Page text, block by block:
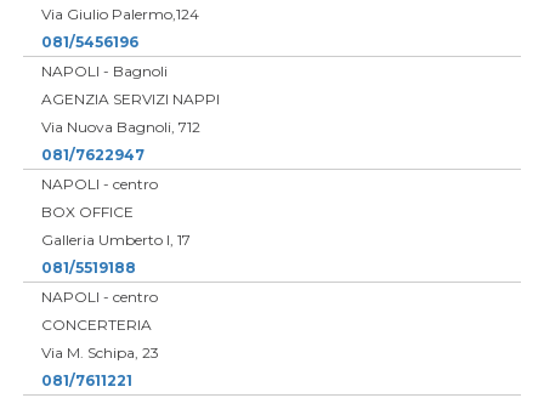
Via Giulio Palermo,124
081/5456196
NAPOLI - Bagnoli
AGENZIA SERVIZI NAPPI
Via Nuova Bagnoli, 712
081/7622947
NAPOLI - centro
BOX OFFICE
Galleria Umberto I, 17
081/5519188
NAPOLI - centro
CONCERTERIA
Via M. Schipa, 23
081/7611221